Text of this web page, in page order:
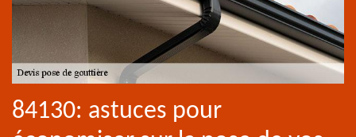
84130: astuces pour